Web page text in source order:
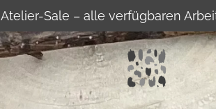
Atelier-Sale – alle verfügbaren